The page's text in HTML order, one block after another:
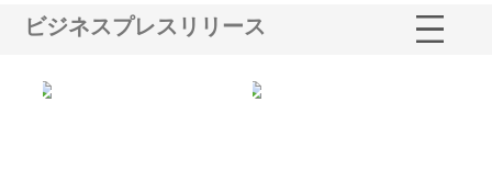
ビジネスプレスリリース